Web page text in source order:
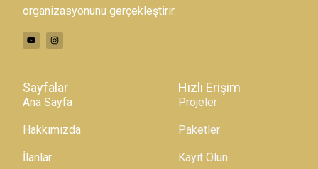
organizasyonunu gerçekleştirir.
Sayfalar
Ana Sayfa
Hakkımızda
İlanlar
Hızlı Erişim
Projeler
Paketler
Kayıt Olun